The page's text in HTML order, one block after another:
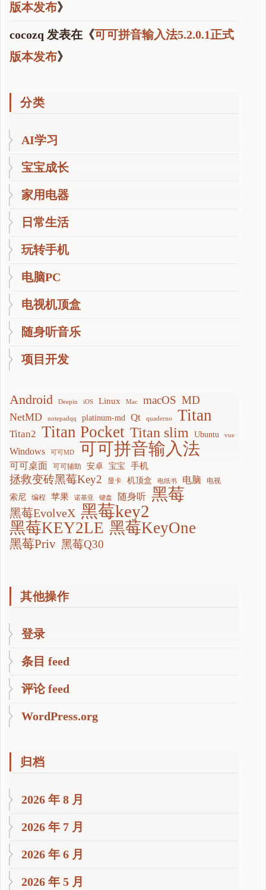
版本发布》
cocozq 发表在《可可拼音输入法5.2.0.1正式
版本发布》
分类
AI学习
宝宝成长
家用电器
日常生活
玩转手机
电脑PC
电视机顶盒
随身听音乐
项目开发
Android Deepin iOS Linux Mac macOS MD
NetMD notepadqq platinum-md Qt quaderno Titan
Titan2 Titan Pocket Titan slim Ubuntu vue
Windows 可可MD 可可拼音输入法
可可桌面 可可辅助 安卓 宝宝 手机
拯救变砖黑莓Key2 显卡 机顶盒 电纸书 电脑 电视
索尼 编程 苹果 诺基亚 键盘 随身听 黑莓
黑莓EvolveX 黑莓key2
黑莓KEY2LE 黑莓KeyOne
黑莓Priv 黑莓Q30
其他操作
登录
条目 feed
评论 feed
WordPress.org
归档
2026 年 8 月
2026 年 7 月
2026 年 6 月
2026 年 5 月